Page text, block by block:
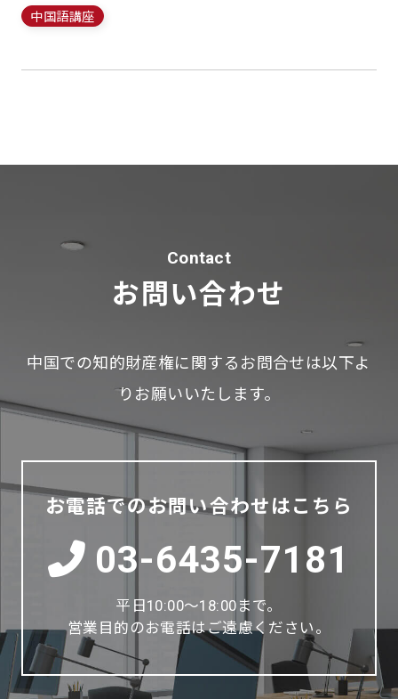
中国語講座
Contact
お問い合わせ
中国での知的財産権に関するお問合せは以下よ
りお願いいたします。
お電話でのお問い合わせはこちら
03-6435-7181
平日10:00～18:00まで。
営業目的のお電話はご遠慮ください。